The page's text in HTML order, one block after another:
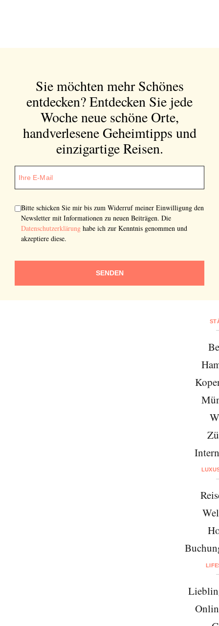
Sie möchten mehr Schönes
entdecken?Entdecken Sie jede
Woche neue schöne Orte,
handverlesene Geheimtipps und
einzigartige Reisen.
Bitte schicken Sie mir bis zum Widerruf meiner Einwilligung den
Newsletter mit Informationen zu neuen Beiträgen. Die
Datenschutzerklärung habe ich zur Kenntnis genommen und
akzeptiere diese.
SENDEN